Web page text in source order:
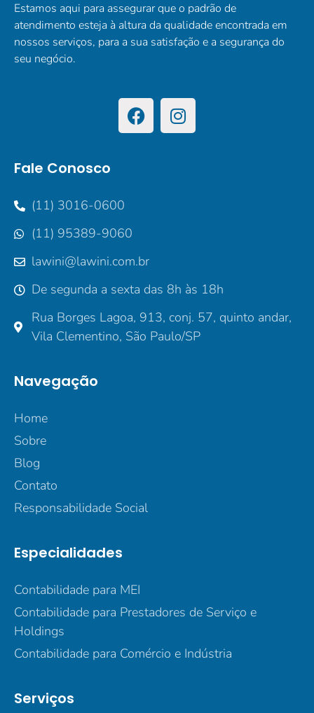
Estamos aqui para assegurar que o padrão de
atendimento esteja à altura da qualidade encontrada em
nossos serviços, para a sua satisfação e a segurança do
seu negócio.
Fale Conosco
(11) 3016-0600
(11) 95389-9060
lawini@lawini.com.br
De segunda a sexta das 8h às 18h
Rua Borges Lagoa, 913, conj. 57, quinto andar,
Vila Clementino, São Paulo/SP
Navegação
Home
Sobre
Blog
Contato
Responsabilidade Social
Especialidades
Contabilidade para MEI
Contabilidade para Prestadores de Serviço e
Holdings
Contabilidade para Comércio e Indústria
Serviços